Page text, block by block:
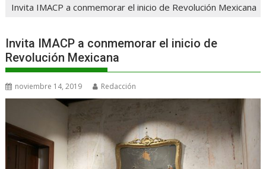
Invita IMACP a conmemorar el inicio de Revolución Mexicana
Invita IMACP a conmemorar el inicio de
Revolución Mexicana
noviembre 14, 2019 Redacción